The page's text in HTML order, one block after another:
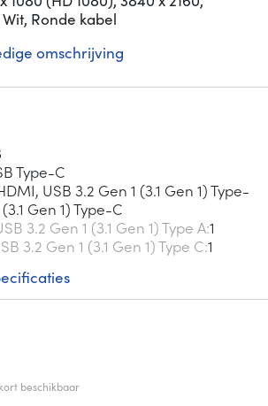
Ronde kabel
omschrijving
Type-C
USB 3.2 Gen 1 (3.1 Gen 1) Type-
Gen 1) Type-C
3.2 Gen 1 (3.1 Gen 1) Type A1
3.2 Gen 1 (3.1 Gen 1) Type C 1
beschikbaar